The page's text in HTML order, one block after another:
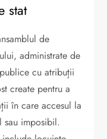
stat
de
administrate de
cu atribuții
create pentru a
în care accesul la
sau imposibil.